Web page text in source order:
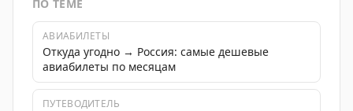
ПО ТЕМЕ
АВИАБИЛЕТЫ
Откуда угодно → Россия: самые дешевые
авиабилеты по месяцам
ПУТЕВОДИТЕЛЬ